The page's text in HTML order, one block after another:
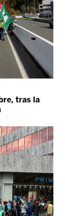
tras la